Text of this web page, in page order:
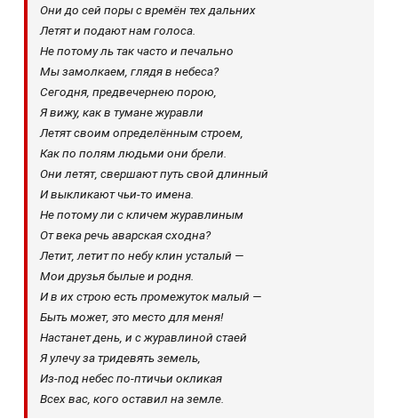
Они до сей поры с времён тех дальних
Летят и подают нам голоса.
Не потому ль так часто и печально
Мы замолкаем, глядя в небеса?
Сегодня, предвечернею порою,
Я вижу, как в тумане журавли
Летят своим определённым строем,
Как по полям людьми они брели.
Они летят, свершают путь свой длинный
И выкликают чьи-то имена.
Не потому ли с кличем журавлиным
От века речь аварская сходна?
Летит, летит по небу клин усталый —
Мои друзья былые и родня.
И в их строю есть промежуток малый —
Быть может, это место для меня!
Настанет день, и с журавлиной стаей
Я улечу за тридевять земель,
Из-под небес по-птичьи окликая
Всех вас, кого оставил на земле.